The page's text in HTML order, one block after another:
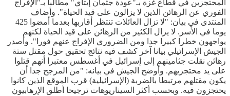
المحتجزين في قطاع غزة بـ"عودة جثمان إيتاي" مطالبا بـ"الإفراج
الفوري عن الرهائن الذين لا يزالون على قيد الحياة". وأضاف
المنتدى في بيان: "لا تزال العائلات تنتظر أقاربها بعدما أمضوا 425
يوما في الأسر. لا يزال الكثير من الرهائن على قيد الحياة لكنهم
يواجهون خطرا كبيرا جدا ومن الضروري الإفراج عنهم فورا". وأصدر
الجيش الإسرائيلي بيانا آخر كشف فيه نتائج تحقيق حول مقتل ستة
رهائن نقلت جثامينهم إلى إسرائيل في أغسطس معتبرا أنهم قتلوا
على يد محتجزيهم. وأوضح الجيش في بيانه: "من المرجح جدا أن
يكون مقتلهم مرتبطا بالضربة (الإسرائيلية) قرب الموقع الذين كانوا
يحتجزون فيه. وبحسب أكثر السيناريوهات ترجيحا أطلق الإرهابيون